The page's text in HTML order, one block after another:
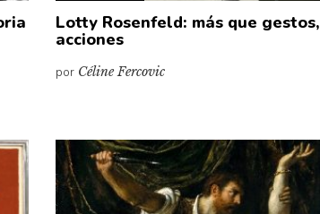
Lotty Rosenfeld: más que gestos,
acciones
por Céline Fercovic